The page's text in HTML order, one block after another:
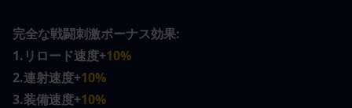
完全な戦闘刺激ボーナス効果:
1.リロード速度+10%
2.連射速度+10%
3.装備速度+10%